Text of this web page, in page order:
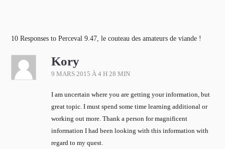
10 Responses to Perceval 9.47, le couteau des amateurs de viande !
Kory
9 MARS 2015 À 4 H 28 MIN
I am uncertain where you are getting your information, but
great topic. I must spend some time learning additional or
working out more. Thank a person for magnificent
information I had been looking with this information with
regard to my quest.